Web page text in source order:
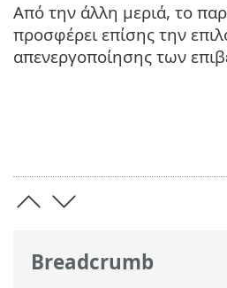
Breadcrumb
Από την άλλη μεριά, το
προσφέρει επίσης την
απενεργοποίησης των